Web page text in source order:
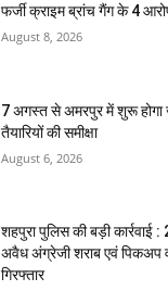
फर्जी क्राइम ब्रांच गैंग के 4
August 8, 2026
7 अगस्त से अमरपुर में शुरू होगा
तैयारियों की समीक्षा
August 6, 2026
शहपुरा पुलिस की बड़ी
अवैध अंग्रेजी शराब एवं पिकअप
गिरफ्तार